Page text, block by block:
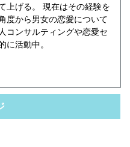
上げる。 現在はその経験を
度から男女の恋愛について
コンサルティングや恋愛セ
に活動中。